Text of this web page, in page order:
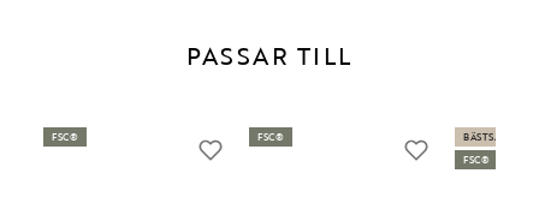
PASSAR TILL
FSC® FSC®
BÄSTSÄLJARE
FSC®